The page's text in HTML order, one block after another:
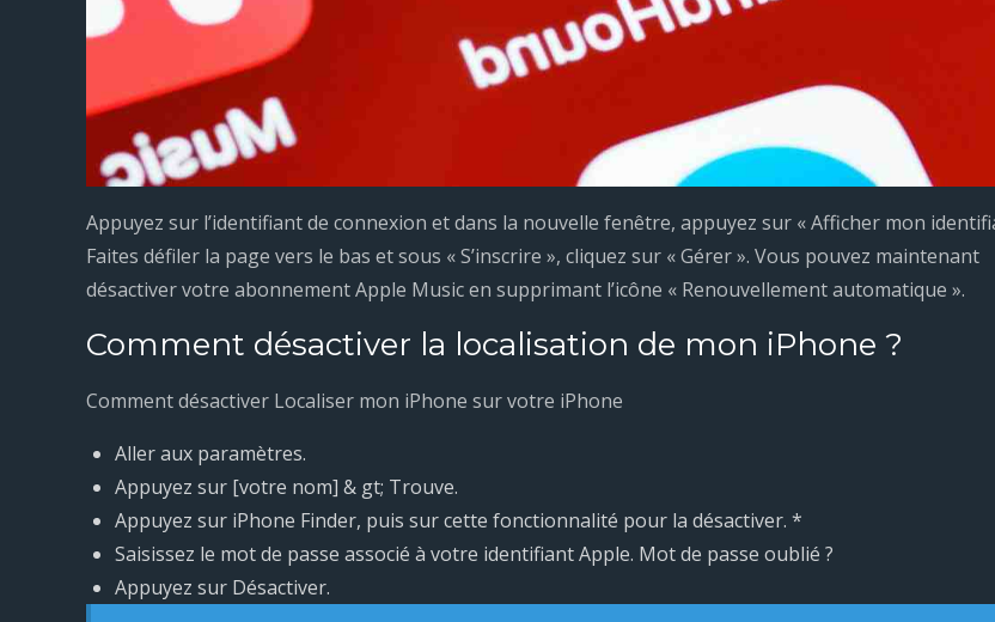
Appuyez sur l’identifiant de connexion et dans la nouvelle fenêtre, appuyez sur « Afficher mon
Faites défiler la page vers le bas et sous « S’inscrire », cliquez sur « Gérer ». Vous pouvez maintenant
désactiver votre abonnement Apple Music en supprimant l’icône « Renouvellement automatique ».
Comment désactiver la localisation de mon iPhone ?
Comment désactiver Localiser mon iPhone sur votre iPhone
Aller aux paramètres.
Appuyez sur [votre nom] & gt; Trouve.
Appuyez sur iPhone Finder, puis sur cette fonctionnalité pour la désactiver. *
Saisissez le mot de passe associé à votre identifiant Apple. Mot de passe oublié ?
Appuyez sur Désactiver.